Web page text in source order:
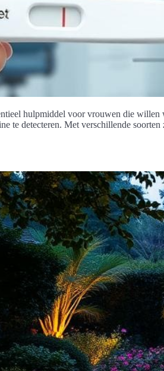
hulpmiddel voor vrouwen die
te detecteren. Met verschillende